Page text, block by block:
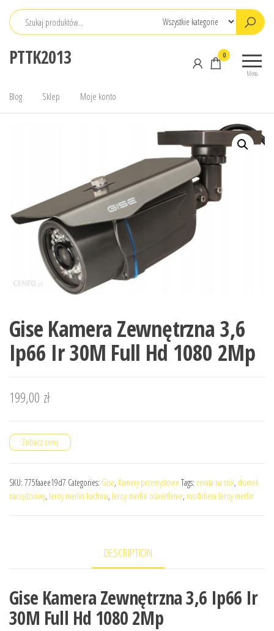
Przejdź
PTTK2013
Menu
0
Blog Sklep Moje konto
Gise Kamera Zewnętrzna 3,6
Ip66 Ir 30M Full Hd 1080 2Mp
199,00 zł
Zobacz cenę
SKU: 775faaee19d7 Categories: Gise, Kamery przemysłowe Tags: cerata na stół, domek
narzędziowy, leroy merlin kuchnia, leroy merlin oświetlenie, moskitiera leroy merlin
DESCRIPTION
Gise Kamera Zewnętrzna 3,6 Ip66 Ir
30M Full Hd 1080 2Mp